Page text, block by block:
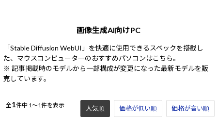
画像生成AI向けPC
「Stable Diffusion WebUI」を快適に使用できるスペックを搭載し
た、マウスコンピューターのおすすめパソコンはこちら。
※ 記事掲載時のモデルから一部構成が変更になった最新モデルを販
売しています。
全1件中 1～1件を表示 人気順 価格が低い順 価格が高い順